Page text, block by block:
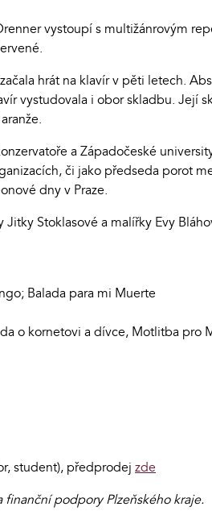
vystoupí s multižánrovým
hrát na klavír v pěti letech.
vystudovala i obor skladbu. Její
a Západočeské
či jako předseda porot
dny v Praze.
Stoklasové a malířky Evy
Balada para mi Muerte
o kornetovi a dívce, Motlitba pro
student), předprodej zde
finanční podpory Plzeňského kraje.